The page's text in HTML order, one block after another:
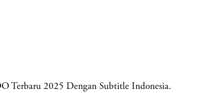
Terbaru 2025 Dengan Subtitle Indonesia.